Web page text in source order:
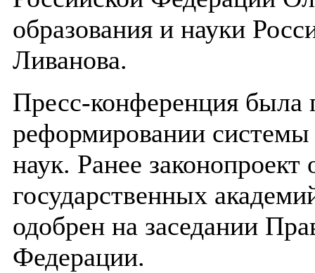
образования и науки
Ливанова.
Пресс-конференция была
реформировании системы
наук. Ранее
государственных
одобрен на заседании
Федерации.